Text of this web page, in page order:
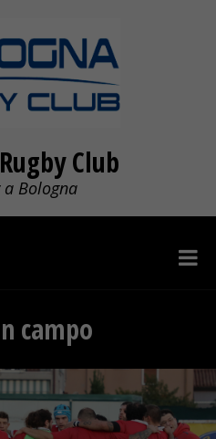
Club
Bologna
campo